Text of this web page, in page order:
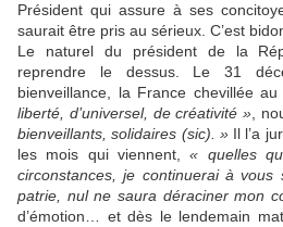
Président qui assure à ses
saurait être pris au sérieux. C’est
Le naturel du président de la
reprendre le dessus. Le 31
bienveillance, la France chevillée
liberté, d’universel, de créativité » ,
bienveillants, solidaires (sic). »Il l’a
les mois qui viennent,« quelles
circonstances, je continuerai à
patrie, nul ne saura déraciner mon
d’émotion… et dès le lendemain